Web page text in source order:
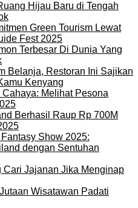
Hijau Baru di Tengah
Green Tourism Lewat
Fest 2025
Terbesar Di Dunia Yang
Belanja, Restoran Ini Sajikan
Kenyang
Melihat Pesona
Berhasil Raup Rp 700M
Show 2025:
dengan Sentuhan
Cari Jajanan Jika Menginap
Wisatawan Padati